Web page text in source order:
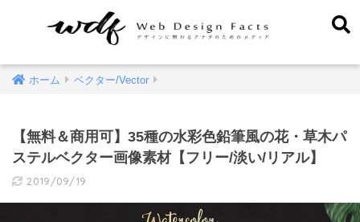
ホーム ベクター/Vector
【無料＆商用可】35種の水彩色鉛筆風の花・草木パ
ステルベクター画像素材【フリー/淡い/リアル】
2019/09/19